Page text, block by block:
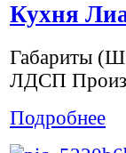
Кухня
Габариты
ЛДСП
Подробнее